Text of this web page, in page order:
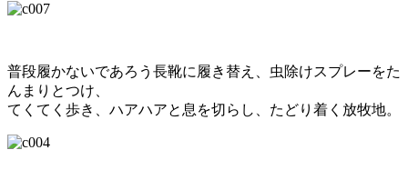
普段履かないであろう長靴に履き替え、虫除けスプレーをた
んまりとつけ、
てくてく歩き、ハアハアと息を切らし、たどり着く放牧地。